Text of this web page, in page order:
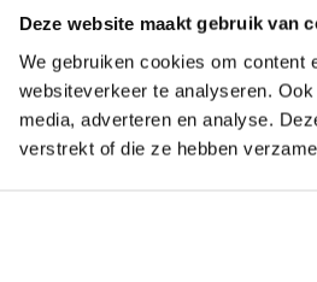
Deze website maakt gebruik van
We gebruiken cookies om content
websiteverkeer te analyseren.
media, adverteren en analyse.
verstrekt of die ze hebben
Leren Slingbag –